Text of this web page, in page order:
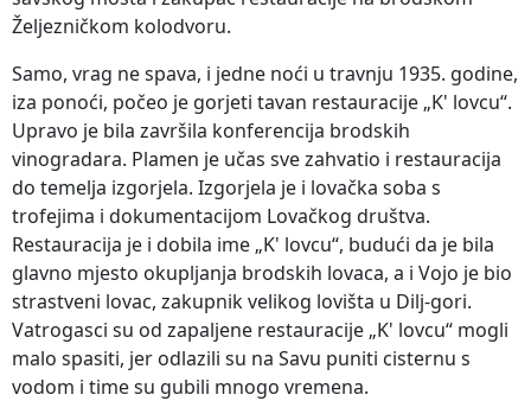
Željezničkom kolodvoru.
Samo, vrag ne spava, i jedne noći u travnju 1935. godine,
iza ponoći, počeo je gorjeti tavan restauracije „K' lovcu“.
Upravo je bila završila konferencija brodskih
vinogradara. Plamen je učas sve zahvatio i restauracija
do temelja izgorjela. Izgorjela je i lovačka soba s
trofejima i dokumentacijom Lovačkog društva.
Restauracija je i dobila ime „K' lovcu“, budući da je bila
glavno mjesto okupljanja brodskih lovaca, a i Vojo je bio
strastveni lovac, zakupnik velikog lovišta u Dilj-gori.
Vatrogasci su od zapaljene restauracije „K' lovcu“ mogli
malo spasiti, jer odlazili su na Savu puniti cisternu s
vodom i time su gubili mnogo vremena.